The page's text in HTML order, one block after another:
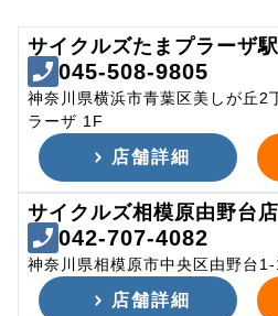
サイクルズたまプラーザ
045-508-9805
神奈川県横浜市青葉区美しが丘2
ラーザ 1F
店舗詳細
サイクルズ相模原由野台店
042-707-4082
神奈川県相模原市中央区由野台
店舗詳細